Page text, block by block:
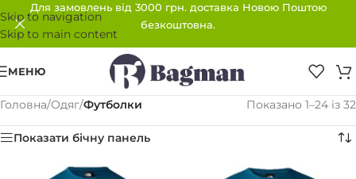
Skip to navigation
Skip to main content
Для замовлень від 3000 грн. доставка Новою Поштою
безкоштовна.
МЕНЮ
Головна/Одяг/Футболки Показано 1–24 із 32
Показати бічну панель